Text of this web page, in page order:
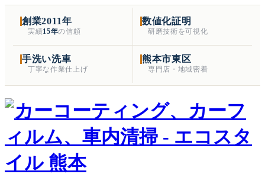
創業2011年
実績15年の信頼
数値化証明
研磨技術を可視化
手洗い洗車
丁寧な作業仕上げ
熊本市東区
専門店・地域密着